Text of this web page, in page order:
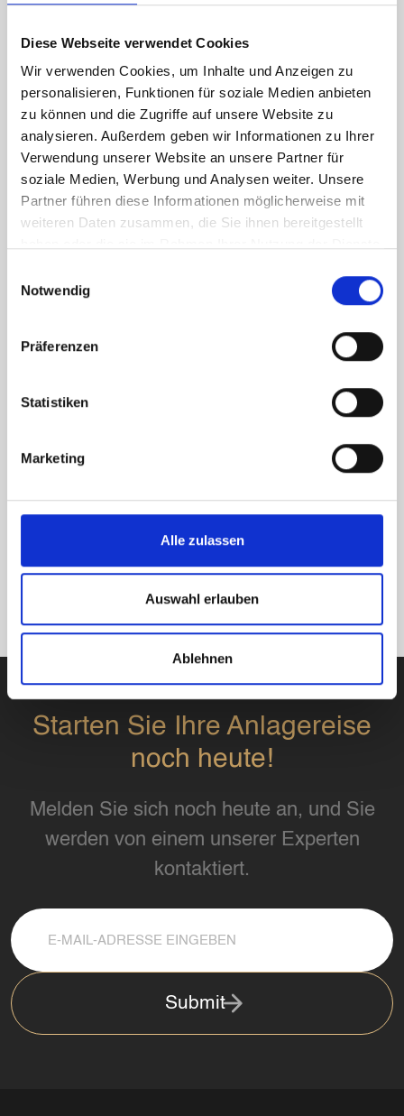
Diese Webseite verwendet Cookies
Wir verwenden Cookies, um Inhalte und Anzeigen zu
personalisieren, Funktionen für soziale Medien anbieten
zu können und die Zugriffe auf unsere Website zu
analysieren. Außerdem geben wir Informationen zu Ihrer
Verwendung unserer Website an unsere Partner für
soziale Medien, Werbung und Analysen weiter. Unsere
Partner führen diese Informationen möglicherweise mit
weiteren Daten zusammen, die Sie ihnen bereitgestellt
Notwendig
Präferenzen
Statistiken
Marketing
Alle zulassen
Auswahl erlauben
Ablehnen
Osmium Small-
Disk-Box
Starten Sie Ihre Anlagereise
noch heute!
Melden Sie sich noch heute an, und Sie
werden von einem unserer Experten
kontaktiert.
Submit